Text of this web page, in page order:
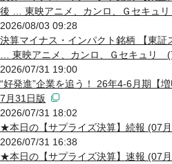
後 … 東映アニメ、カンロ、Ｇセキュ
2026/08/03 09:28
決算マイナス・インパクト銘柄 【東
… 東映アニメ、カンロ、Ｇセキュリ
2026/07/31 19:00
“好発進”企業を追う！ 26年4-6月期【
7月31日版
2026/07/31 18:02
★本日の【サプライズ決算】続報 (07
2026/07/31 16:38
★本日の【サプライズ決算】速報 (07